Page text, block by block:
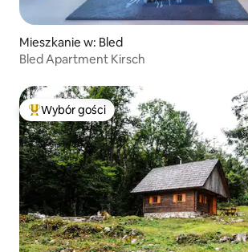
Mieszkanie w: Bled
Bled Apartment Kirsch
Najpopularniejsze z kategorii Wybór gości
Wybór gości